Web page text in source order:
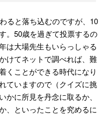
ると落ち込むのですが、10
。50歳を過ぎて投票するの
は大場先生もいらっしゃる
けてネットで調べれば、難
くことができる時代になり
ていますので（クイズに挑
に所見を丹念に取るか、
、といったことを究めるに